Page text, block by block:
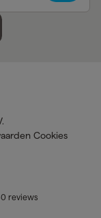
Cookies
reviews